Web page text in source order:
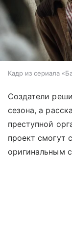
Кадр из сериала
Создатели
сезона, а
преступной
проект смогут
оригинальным